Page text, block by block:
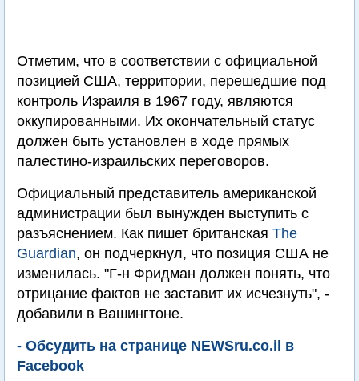
Отметим, что в соответствии с официальной
позицией США, территории, перешедшие под
контроль Израиля в 1967 году, являются
оккупированными. Их окончательный статус
должен быть установлен в ходе прямых
палестино-израильских переговоров.
Официальный представитель американской
администрации был вынужден выступить с
разъяснением. Как пишет британская The
Guardian, он подчеркнул, что позиция США не
изменилась. "Г-н Фридман должен понять, что
отрицание фактов не заставит их исчезнуть", -
добавили в Вашингтоне.
- Обсудить на странице NEWSru.co.il в
Facebook